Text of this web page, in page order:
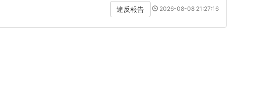
違反報告 2026-08-08 21:27:16